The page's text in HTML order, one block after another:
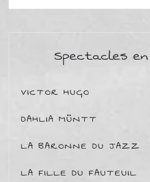
Spectacles
VICTOR HUGO
DAHLIA MÜNTT
LA BARONNE DU JAZZ
LA FILLE DU FAUTEUIL